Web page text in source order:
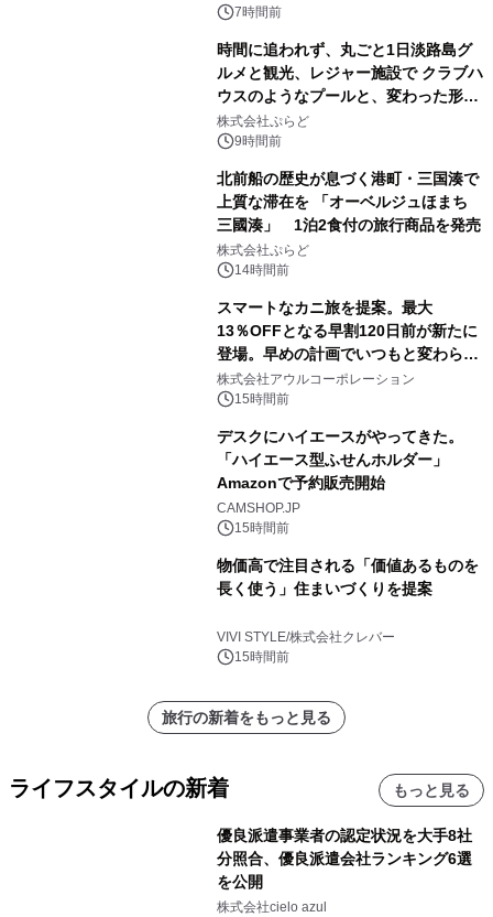
7時間前
時間に追われず、丸ごと1日淡路島グ
ルメと観光、レジャー施設で クラブハ
ウスのようなプールと、変わった形の
サウナも 「THE BOXY AWAJI」のお
得な素泊まり連泊プランで
株式会社ぷらど
9時間前
北前船の歴史が息づく港町・三国湊で
上質な滞在を 「オーベルジュほまち
三國湊」 1泊2食付の旅行商品を発売
株式会社ぷらど
14時間前
スマートなカニ旅を提案。最大
13％OFFとなる早割120日前が新たに
登場。早めの計画でいつもと変わらぬ
大人の冬旅を。ー夕日ヶ浦温泉「佳松
苑 別邸ふうか」ー
株式会社アウルコーポレーション
15時間前
デスクにハイエースがやってきた。
「ハイエース型ふせんホルダー」
Amazonで予約販売開始
CAMSHOP.JP
15時間前
物価高で注目される「価値あるものを
長く使う」住まいづくりを提案
VIVI STYLE/株式会社クレバー
15時間前
旅行の新着をもっと見る
ライフスタイルの新着 もっと見る
優良派遣事業者の認定状況を大手8社
分照合、優良派遣会社ランキング6選
を公開
株式会社cielo azul